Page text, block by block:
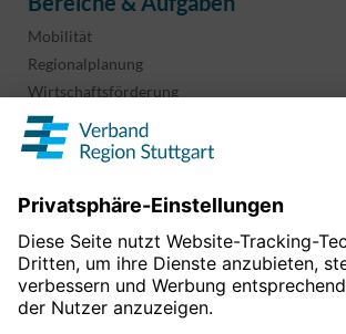
Mobilität
Regionalplanung
Wirtschaftsförderung
Sport und Kultur
Projekte & Programme
Informationen & Downloads